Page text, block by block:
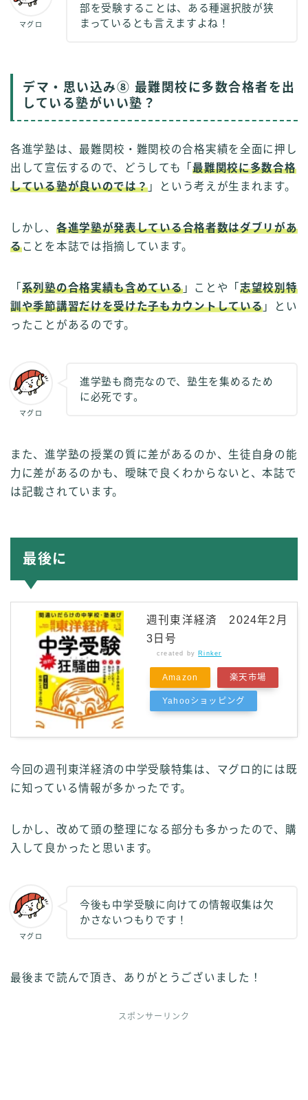
マグロ
部を受験することは、ある種選択肢が狭
まっているとも言えますよね！
デマ・思い込み⑧ 最難関校に多数合格者を出
している塾がいい塾？
各進学塾は、最難関校・難関校の合格実績を全面に押し
出して宣伝するので、どうしても「最難関校に多数合格
している塾が良いのでは？ 」という考えが生まれます。
しかし、 各進学塾が発表している合格者数はダブリがあ
ることを本誌では指摘しています。
「 系列塾の合格実績も含めている」ことや「志望校別特
訓や季節講習だけを受けた子もカウントしている 」とい
ったことがあるのです。
マグロ
進学塾も商売なので、塾生を集めるため
に必死です。
また、進学塾の授業の質に差があるのか、生徒自身の能
力に差があるのかも、曖昧で良くわからないと、本誌で
は記載されています。
最後に
週刊東洋経済 2024年2月
3日号
created by Rinker
Amazon 楽天市場
Yahooショッピング
今回の週刊東洋経済の中学受験特集は、マグロ的には既
に知っている情報が多かったです。
しかし、改めて頭の整理になる部分も多かったので、購
入して良かったと思います。
マグロ
今後も中学受験に向けての情報収集は欠
かさないつもりです！
最後まで読んで頂き、ありがとうございました！
スポンサーリンク